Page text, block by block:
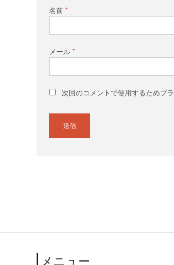
名前*
メール*
次回のコメントで使用するためブ
メニュー